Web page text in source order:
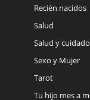
Recién nacidos
Salud
Salud y
Sexo y Mujer
Tarot
Tu hijo mes a